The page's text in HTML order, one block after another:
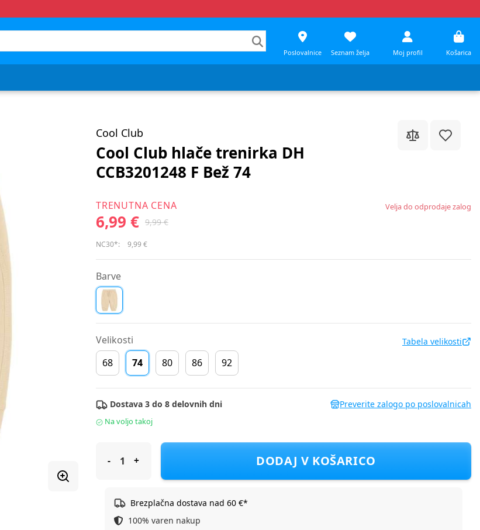
Poslovalnice Seznam želja Moj profil Košarica
Cool Club
Cool Club hlače trenirka DH
CCB3201248 F Bež 74
TRENUTNA CENA
6,99 € 9,99 €
Velja do odprodaje zalog
NC30*: 9,99 €
Barve
Velikosti Tabela velikosti
68 74 80 86 92
Dostava 3 do 8 delovnih dni Preverite zalogo po poslovalnicah
Na voljo takoj
Cool Club hlače trenirka DH CCB3201248 F Bež 74
DODAJ V KOŠARICO
Brezplačna dostava nad 60 €*
100% varen nakup